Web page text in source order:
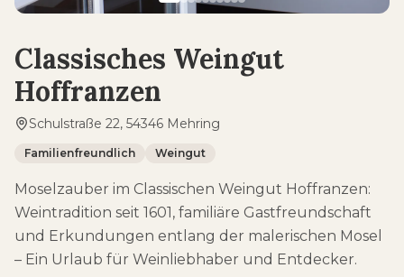
Classisches Weingut
Hoffranzen
Schulstraße 22, 54346 Mehring
Familienfreundlich Weingut
Moselzauber im Classischen Weingut Hoffranzen:
Weintradition seit 1601, familiäre Gastfreundschaft
und Erkundungen entlang der malerischen Mosel
– Ein Urlaub für Weinliebhaber und Entdecker.